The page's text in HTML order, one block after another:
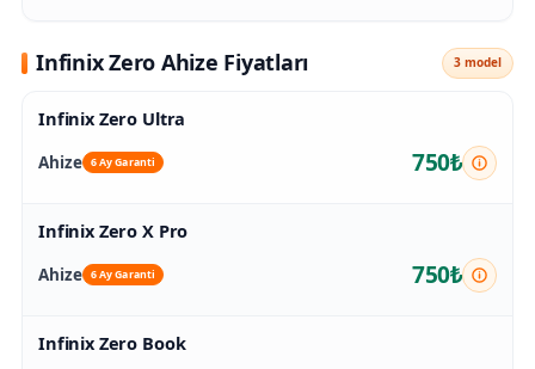
Infinix Zero Ahize Fiyatları 3 model
Infinix Zero Ultra
Ahize 6 Ay Garanti 750₺
Infinix Zero X Pro
Ahize 6 Ay Garanti 750₺
Infinix Zero Book